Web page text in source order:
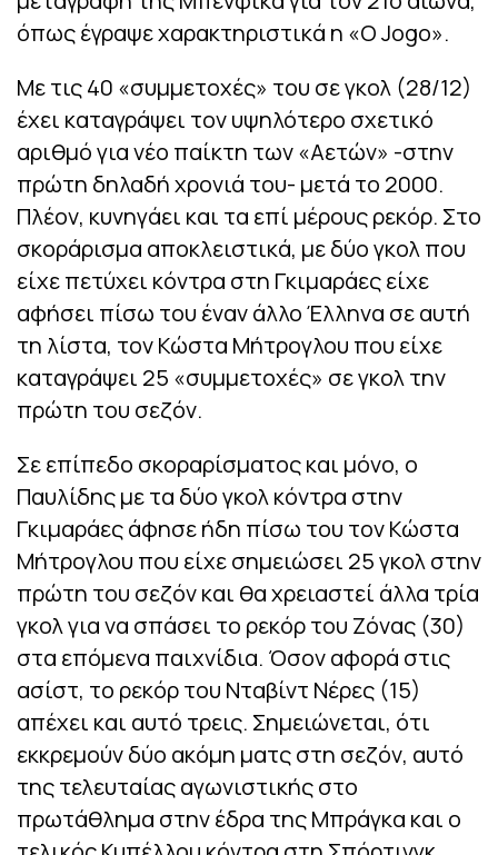
όπως έγραψε χαρακτηριστικά η «Ο Jogo».
Με τις 40 «συμμετοχές» του σε γκολ (28/12)
έχει καταγράψει τον υψηλότερο σχετικό
αριθμό για νέο παίκτη των «Αετών» -στην
πρώτη δηλαδή χρονιά του- μετά το 2000.
Πλέον, κυνηγάει και τα επί μέρους ρεκόρ. Στο
σκοράρισμα αποκλειστικά, με δύο γκολ που
είχε πετύχει κόντρα στη Γκιμαράες είχε
αφήσει πίσω του έναν άλλο Έλληνα σε αυτή
τη λίστα, τον Κώστα Μήτρογλου που είχε
καταγράψει 25 «συμμετοχές» σε γκολ την
πρώτη του σεζόν.
Σε επίπεδο σκοραρίσματος και μόνο, ο
Παυλίδης με τα δύο γκολ κόντρα στην
Γκιμαράες άφησε ήδη πίσω του τον Κώστα
Μήτρογλου που είχε σημειώσει 25 γκολ στην
πρώτη του σεζόν και θα χρειαστεί άλλα τρία
γκολ για να σπάσει το ρεκόρ του Ζόνας (30)
στα επόμενα παιχνίδια. Όσον αφορά στις
ασίστ, το ρεκόρ του Νταβίντ Νέρες (15)
απέχει και αυτό τρεις. Σημειώνεται, ότι
εκκρεμούν δύο ακόμη ματς στη σεζόν, αυτό
της τελευταίας αγωνιστικής στο
πρωτάθλημα στην έδρα της Μπράγκα και ο